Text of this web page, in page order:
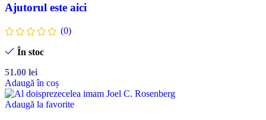
Ajutorul este aici
(0)
În stoc
51.00 lei
Adaugă în coș
Adaugă la favorite